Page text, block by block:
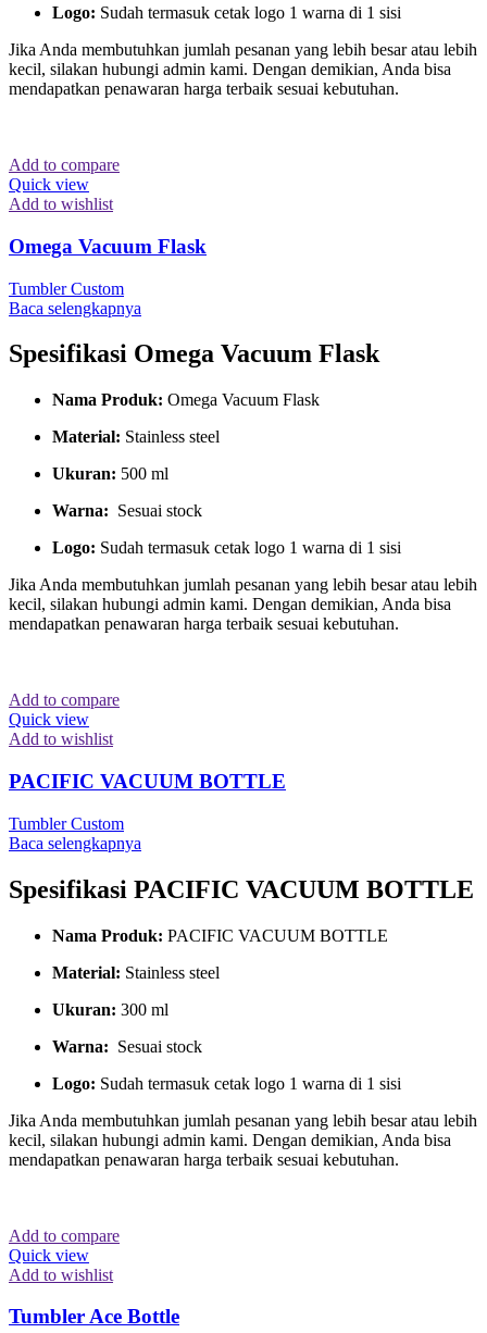
Logo: Sudah termasuk cetak logo 1 warna di 1 sisi
Jika Anda membutuhkan jumlah pesanan yang lebih besar atau lebih
kecil, silakan hubungi admin kami. Dengan demikian, Anda bisa
mendapatkan penawaran harga terbaik sesuai kebutuhan.
Add to compare
Quick view
Add to wishlist
Omega Vacuum Flask
Tumbler Custom
Baca selengkapnya
Spesifikasi Omega Vacuum Flask
Nama Produk: Omega Vacuum Flask
Material: Stainless steel
Ukuran: 500 ml
Warna: Sesuai stock
Logo: Sudah termasuk cetak logo 1 warna di 1 sisi
Jika Anda membutuhkan jumlah pesanan yang lebih besar atau lebih
kecil, silakan hubungi admin kami. Dengan demikian, Anda bisa
mendapatkan penawaran harga terbaik sesuai kebutuhan.
Add to compare
Quick view
Add to wishlist
PACIFIC VACUUM BOTTLE
Tumbler Custom
Baca selengkapnya
Spesifikasi PACIFIC VACUUM BOTTLE
Nama Produk: PACIFIC VACUUM BOTTLE
Material: Stainless steel
Ukuran: 300 ml
Warna: Sesuai stock
Logo: Sudah termasuk cetak logo 1 warna di 1 sisi
Jika Anda membutuhkan jumlah pesanan yang lebih besar atau lebih
kecil, silakan hubungi admin kami. Dengan demikian, Anda bisa
mendapatkan penawaran harga terbaik sesuai kebutuhan.
Add to compare
Quick view
Add to wishlist
Tumbler Ace Bottle